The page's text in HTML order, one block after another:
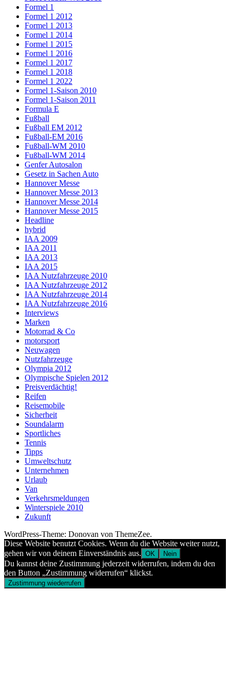
Formel 1
Formel 1 2012
Formel 1 2013
Formel 1 2014
Formel 1 2015
Formel 1 2016
Formel 1 2017
Formel 1 2018
Formel 1 2022
Formel 1-Saison 2010
Formel 1-Saison 2011
Formula E
Fußball
Fußball EM 2012
Fußball-EM 2016
Fußball-WM 2010
Fußball-WM 2014
Genfer Autosalon
Gesetz in Sachen Auto
Hannover Messe
Hannover Messe 2013
Hannover Messe 2014
Hannover Messe 2015
Headline
hybrid
IAA 2009
IAA 2011
IAA 2013
IAA 2015
IAA Nutzfahrzeuge 2010
IAA Nutzfahrzeuge 2012
IAA Nutzfahrzeuge 2014
IAA Nutzfahrzeuge 2016
Interviews
Marken
Motorrad & Co
motorsport
Neuwagen
Nutzfahrzeuge
Olympia 2012
Olympische Spielen 2012
Preisverdächtig!
Reifen
Reisemobile
Sicherheit
Soundalarm
Sportliches
Tennis
Tipps
Umweltschutz
Unternehmen
Urlaub
Van
Verkehrsmeldungen
Winterspiele 2010
Zukunft
WordPress-Theme: Donovan von ThemeZee.
Diese Website benutzt Cookies. Wenn du die Website weiter nutzt,
gehen wir von deinem Einverständnis aus. OK Nein
Du kannst deine Zustimmung jederzeit widerrufen, indem du den
den Button „Zustimmung widerrufen“ klickst.
Zustimmung wiederrufen